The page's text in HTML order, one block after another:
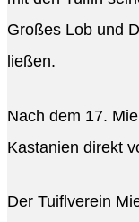
Großes Lob und
ließen.
Nach dem 17.
Kastanien direkt
Der Tuiflverein